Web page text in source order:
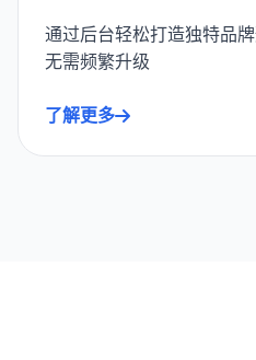
通过后台轻松打造独特品
无需频繁升级
了解更多